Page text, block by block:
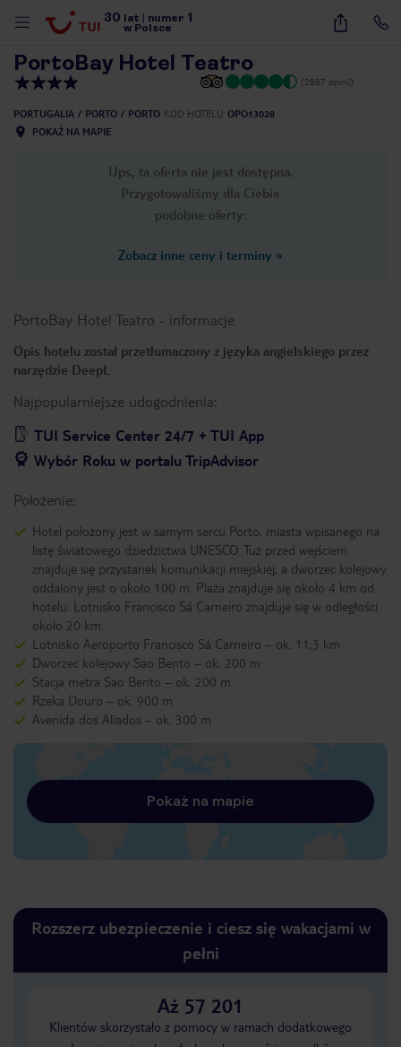
30 lat numer 1
w Polsce
19
PortoBay Hotel Teatro
(2887 opinii)
PORTUGALIA PORTO PORTO KOD HOTELU OPO13028
POKAŻ NA MAPIE
Ups, ta oferta nie jest dostępna.
Przygotowaliśmy dla Ciebie
podobne oferty:
Zobacz inne ceny i terminy »
PortoBay Hotel Teatro - informacje
Opis hotelu został przetłumaczony z języka angielskiego przez
narzędzie DeepL
Najpopularniejsze udogodnienia:
TUI Service Center 24/7 + TUI App
Wybór Roku w portalu TripAdvisor
Położenie:
Hotel położony jest w samym sercu Porto, miasta wpisanego na
listę światowego dziedzictwa UNESCO. Tuż przed wejściem
znajduje się przystanek komunikacji miejskiej, a dworzec kolejowy
oddalony jest o około 100 m. Plaża znajduje się około 4 km od
hotelu. Lotnisko Francisco Sá Carneiro znajduje się w odległości
około 20 km.
Lotnisko Aeroporto Francisco Sá Carneiro – ok. 11,3 km
Dworzec kolejowy Sao Bento – ok. 200 m
Stacja metra Sao Bento – ok. 200 m
Rzeka Douro – ok. 900 m
Avenida dos Aliados – ok. 300 m
Pokaż na mapie
Rozszerz ubezpieczenie i ciesz się wakacjami w
pełni
Aż 57 201
Klientów skorzystało z pomocy w ramach dodatkowego